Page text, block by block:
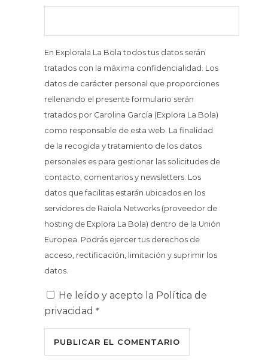
En Explorala La Bola todos tus datos serán
tratados con la máxima confidencialidad. Los
datos de carácter personal que proporciones
rellenando el presente formulario serán
tratados por Carolina García (Explora La Bola)
como responsable de esta web. La finalidad
de la recogida y tratamiento de los datos
personales es para gestionar las solicitudes de
contacto, comentarios y newsletters. Los
datos que facilitas estarán ubicados en los
servidores de Raiola Networks (proveedor de
hosting de Explora La Bola) dentro de la Unión
Europea. Podrás ejercer tus derechos de
acceso, rectificación, limitación y suprimir los
datos.
He leído y acepto la Política de
privacidad *